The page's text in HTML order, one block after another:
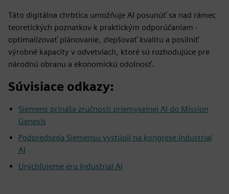
Táto digitálna chrbtica umožňuje AI posunúť sa nad rámec
teoretických poznatkov k praktickým odporúčaniam -
optimalizovať plánovanie, zlepšovať kvalitu a posilniť
výrobné kapacity v odvetviach, ktoré sú rozhodujúce pre
národnú obranu a ekonomickú odolnosť.
Súvisiace odkazy:
Siemens prináša zručnosti priemyselnej AI do Mission
Genesis
Podpredseda Siemensu vystúpil na kongrese Industrial
AI
Urýchľujeme éru Industrial AI